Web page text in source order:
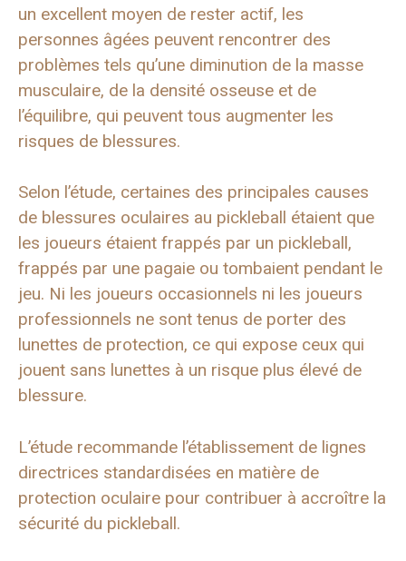
un excellent moyen de rester actif, les
personnes âgées peuvent rencontrer des
problèmes tels qu’une diminution de la masse
musculaire, de la densité osseuse et de
l’équilibre, qui peuvent tous augmenter les
risques de blessures.
Selon l’étude, certaines des principales causes
de blessures oculaires au pickleball étaient que
les joueurs étaient frappés par un pickleball,
frappés par une pagaie ou tombaient pendant le
jeu. Ni les joueurs occasionnels ni les joueurs
professionnels ne sont tenus de porter des
lunettes de protection, ce qui expose ceux qui
jouent sans lunettes à un risque plus élevé de
blessure.
L’étude recommande l’établissement de lignes
directrices standardisées en matière de
protection oculaire pour contribuer à accroître la
sécurité du pickleball.